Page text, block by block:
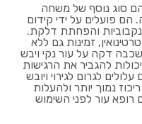
הם סוג נוסף של משחה
פועלים על ידי קידום
והפחתת דלקת.
זמינות גם ללא
דקה על עור נקי ויבש
להגביר את הרגישות
לגרום לגירוי ויובש
נמוך יותר ולהעלות
עור לפני השימוש